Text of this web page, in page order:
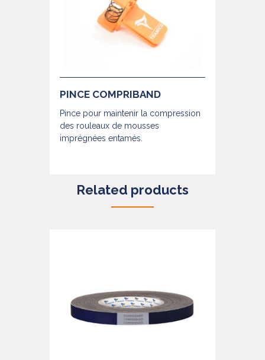
PINCE COMPRIBAND
Pince pour maintenir la compression
des rouleaux de mousses
imprégnées entamés.
Related products